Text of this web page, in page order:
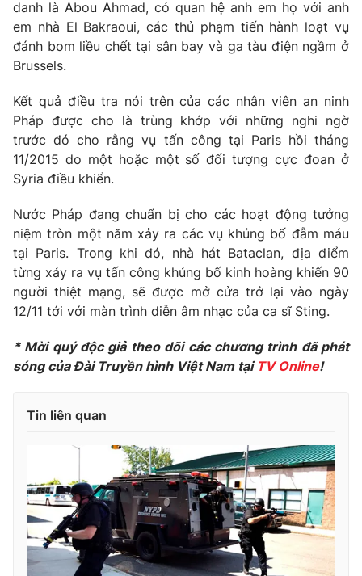
Chất lượng cuộc sống
Học trực tuyến
Công nghệ
Hitech Công nghệ tương lai
Sản phẩm
Thị trường
Tư vấn
Giao lưu trực tuyến
Lịch phát sóng
Chuyên mục khác
Photo Infographic
Video Shorts video
Thị trường 24h
Vươn mình bằng AI
VTV9 VTV8
Liên hệ tòa soạn English
danh là Abou Ahmad, có quan hệ anh em họ với anh
em nhà El Bakraoui, các thủ phạm tiến hành loạt vụ
đánh bom liều chết tại sân bay và ga tàu điện ngầm ở
Brussels.
Kết quả điều tra nói trên của các nhân viên an ninh
Pháp được cho là trùng khớp với những nghi ngờ
trước đó cho rằng vụ tấn công tại Paris hồi tháng
11/2015 do một hoặc một số đối tượng cực đoan ở
Syria điều khiển.
Nước Pháp đang chuẩn bị cho các hoạt động tưởng
niệm tròn một năm xảy ra các vụ khủng bố đẫm máu
tại Paris. Trong khi đó, nhà hát Bataclan, địa điểm
từng xảy ra vụ tấn công khủng bố kinh hoàng khiến 90
người thiệt mạng, sẽ được mở cửa trở lại vào ngày
12/11 tới với màn trình diễn âm nhạc của ca sĩ Sting.
* Mời quý độc giả theo dõi các chương trình đã phát
sóng của Đài Truyền hình Việt Nam tại TV Online!
Tin liên quan